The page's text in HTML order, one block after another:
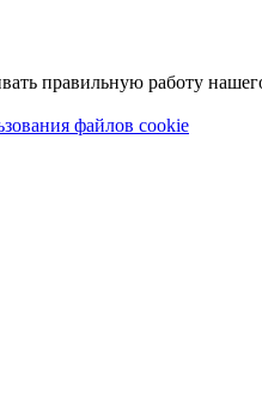
правильную работу
файлов cookie